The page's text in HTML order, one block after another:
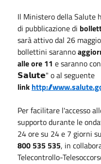
Il Ministero della Salute
di pubblicazione di
sarà attivo dal 26
bollettini saranno
alle ore 11 e saranno
𝗦𝗮𝗹𝘂𝘁𝗲" o al seguente
link http://
Per facilitare l'accesso
supporto durante le
24 ore su 24 e 7 giorni
800 535 535, in
Telecontrollo-